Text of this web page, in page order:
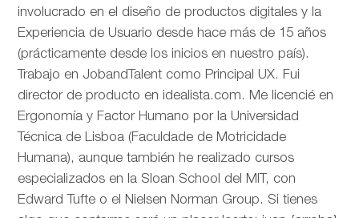
involucrado en el diseño de productos digitales y la
Experiencia de Usuario desde hace más de 15 años
(prácticamente desde los inicios en nuestro país).
Trabajo en JobandTalent como Principal UX. Fui
director de producto en idealista.com. Me licencié en
Ergonomía y Factor Humano por la Universidad
Técnica de Lisboa (Faculdade de Motricidade
Humana), aunque también he realizado cursos
especializados en la Sloan School del MIT, con
Edward Tufte o el Nielsen Norman Group. Si tienes